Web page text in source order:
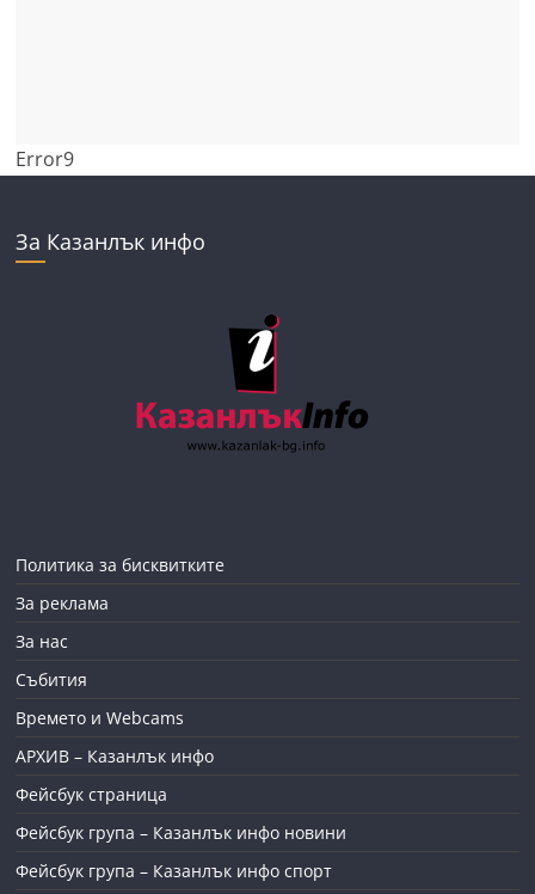
Error9
За Казанлък инфо
Политика за бисквитките
За реклама
За нас
Събития
Времето и Webcams
АРХИВ – Казанлък инфо
Фейсбук страница
Фейсбук група – Казанлък инфо новини
Фейсбук група – Казанлък инфо спорт